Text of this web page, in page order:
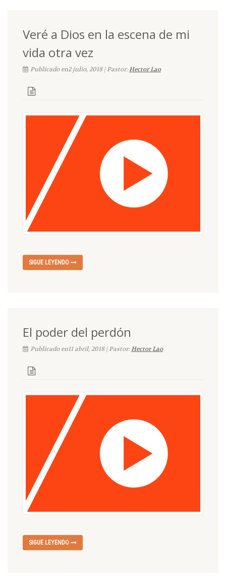
Veré a Dios en la escena de mi
vida otra vez
Publicado en2 julio, 2018 | Pastor:Hector Lao
SIGUE LEYENDO
El poder del perdón
Publicado en11 abril, 2018 | Pastor:Hector Lao
SIGUE LEYENDO